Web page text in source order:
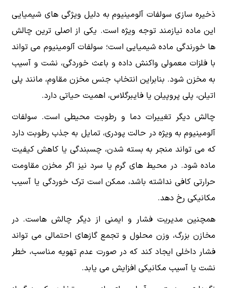
ذخیره سازی سولفات آلومینیوم به دلیل ویژگی های شیمیایی
این ماده نیازمند توجه ویژه است. یکی از اصلی ترین چالش
ها خورندگی ماده شیمیایی است؛ سولفات آلومینیوم می تواند
با فلزات معمولی واکنش داده و باعث خوردگی، نشت و آسیب
به مخزن شود. بنابراین انتخاب جنس مخزن مقاوم، مانند پلی
اتیلن، پلی پروپیلن یا فایبرگلاس، اهمیت حیاتی دارد.
چالش دیگر تغییرات دما و رطوبت محیطی است. سولفات
آلومینیوم به ویژه در حالت پودری، تمایل به جذب رطوبت دارد
که می تواند منجر به بسته شدن، چسبندگی یا کاهش کیفیت
ماده شود. در محیط های گرم یا سرد نیز اگر مخزن مقاومت
حرارتی کافی نداشته باشد، ممکن است ترک خوردگی یا آسیب
مکانیکی رخ دهد.
همچنین مدیریت فشار و ایمنی از دیگر چالش هاست. در
مخازن بزرگ، وزن محلول و تجمع گازهای احتمالی می تواند
فشار داخلی ایجاد کند که در صورت عدم تهویه مناسب، خطر
نشت یا آسیب مکانیکی افزایش می یابد.